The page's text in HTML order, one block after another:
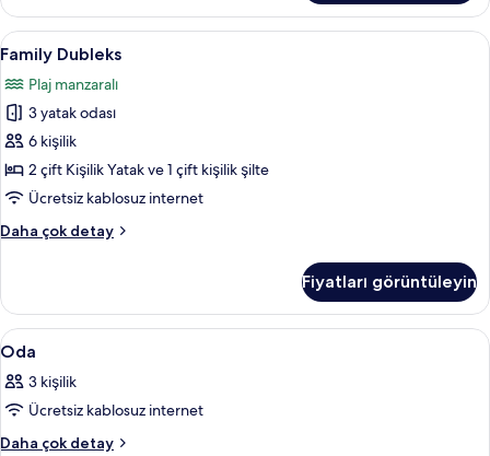
fazla
detay
Family
Dubleks
için
tüm
fotoğrafları
görün
Family Dubleks | Kuştüyü yorgan,
17
Family Dubleks
Plaj manzaralı
3 yatak odası
6 kişilik
2 çift Kişilik Yatak ve 1 çift kişilik şilte
Ücretsiz kablosuz internet
Daha çok detay
Family
fazla
detay
Fiyatları görüntüleyin
Oda
için
tüm
fotoğrafları
görün
Kuştüyü yorgan, ücretsiz kablosuz
18
Oda
3 kişilik
Ücretsiz kablosuz internet
Daha çok detay
Oda